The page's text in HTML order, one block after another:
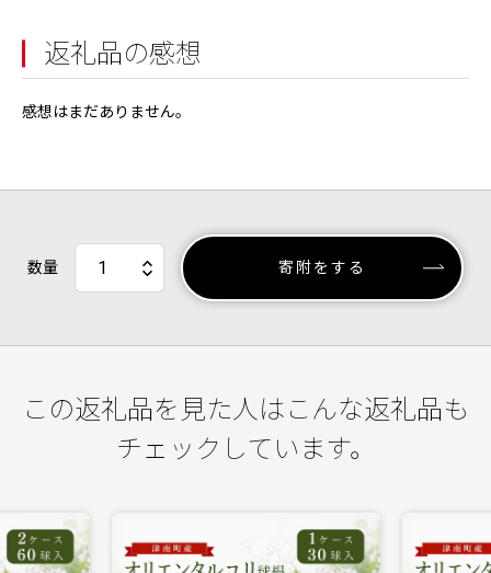
返礼品の感想
感想はまだありません。
数量 寄附をする
この返礼品を見た人はこんな返礼品も
チェックしています。